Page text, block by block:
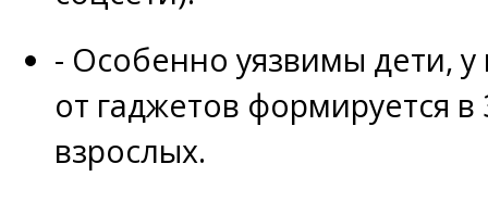
- Особенно уязвимы дети,
от гаджетов формируется
взрослых.